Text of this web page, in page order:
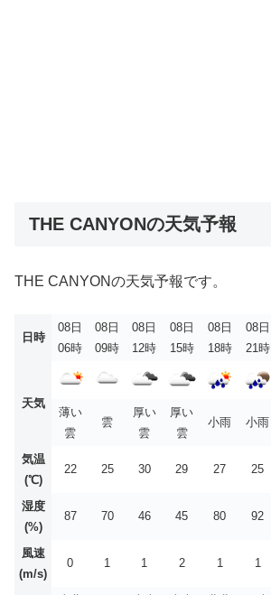
THE CANYONの天気予報
THE CANYONの天気予報です。
日時
08日
06時
08日
09時
08日
12時
08日
15時
08日
18時
08日
21時
天気
薄い
雲
雲
厚い
雲
厚い
雲
小雨 小雨
気温
(℃)
22 25 30 29 27 25
湿度
(%)
87 70 46 45 80 92
風速
(m/s)
0 1 1 2 1 1